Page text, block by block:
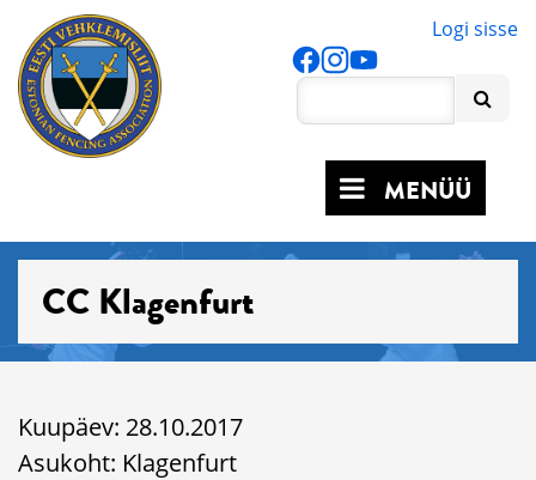
Logi sisse
MENÜÜ
CC Klagenfurt
Kuupäev: 28.10.2017
Asukoht: Klagenfurt